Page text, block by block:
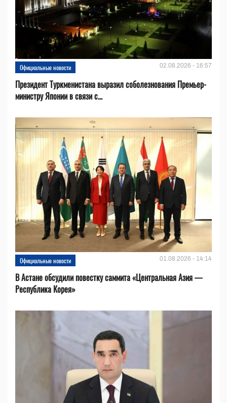
Официальные новости 02.08.2026 - 16:57
Президент Туркменистана выразил соболезнования Премьер-
министру Японии в связи с...
Официальные новости 01.08.2026 - 14:14
В Астане обсудили повестку саммита «Центральная Азия —
Республика Корея»